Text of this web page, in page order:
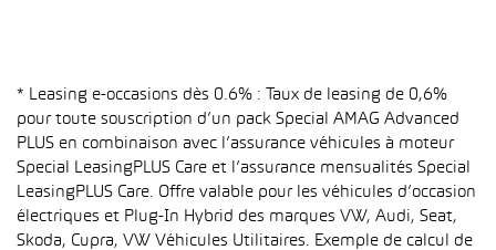
* Leasing e-occasions dès 0.6% : Taux de leasing de 0,6%
pour toute souscription d’un pack Special AMAG Advanced
PLUS en combinaison avec l’assurance véhicules à moteur
Special LeasingPLUS Care et l’assurance mensualités Special
LeasingPLUS Care. Offre valable pour les véhicules d’occasion
électriques et Plug-In Hybrid des marques VW, Audi, Seat,
Skoda, Cupra, VW Véhicules Utilitaires. Exemple de calcul de